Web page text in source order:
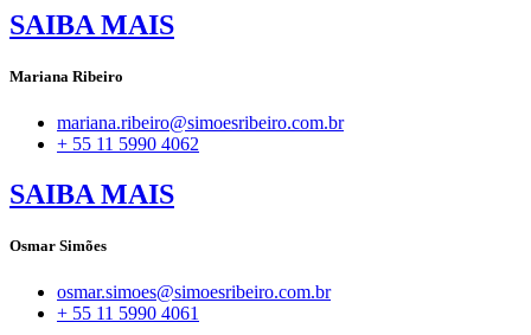
SAIBA MAIS
Mariana Ribeiro
mariana.ribeiro@simoesribeiro.com.br
+ 55 11 5990 4062
SAIBA MAIS
Osmar Simões
osmar.simoes@simoesribeiro.com.br
+ 55 11 5990 4061